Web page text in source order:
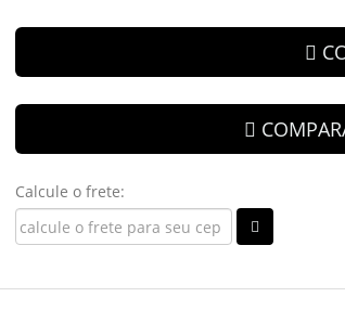
Calcule o frete: